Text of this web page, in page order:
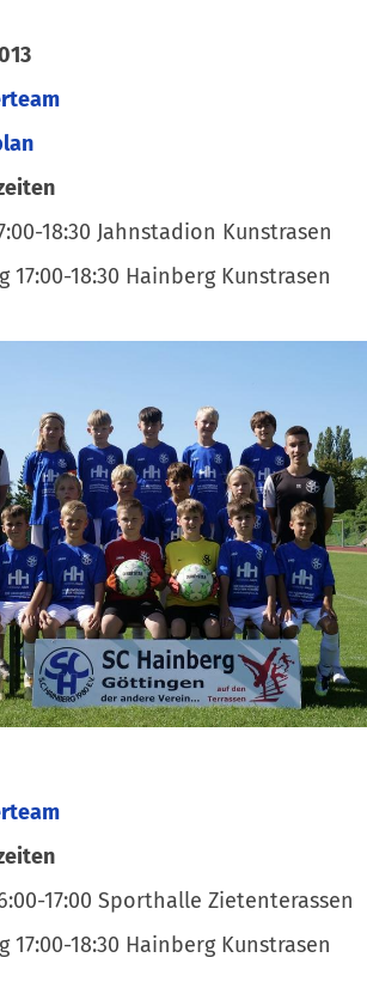
18:30 Jahnstadion Kunstrasen
17:00-18:30 Hainberg Kunstrasen
17:00 Sporthalle Zietenterassen
17:00-18:30 Hainberg Kunstrasen